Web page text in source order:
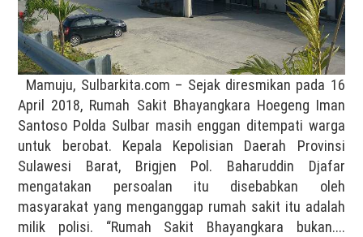
Mamuju, Sulbarkita.com – Sejak diresmikan pada 16
April 2018, Rumah Sakit Bhayangkara Hoegeng Iman
Santoso Polda Sulbar masih enggan ditempati warga
untuk berobat. Kepala Kepolisian Daerah Provinsi
Sulawesi Barat, Brigjen Pol. Baharuddin Djafar
mengatakan persoalan itu disebabkan oleh
masyarakat yang menganggap rumah sakit itu adalah
milik polisi. “Rumah Sakit Bhayangkara bukan....